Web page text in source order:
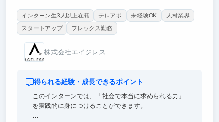
インターン生3人以上在籍 テレアポ 未経験OK
人材業界
スタートアップ
フレックス勤務
株式会社エイジレス
得られる経験・成長できるポイント
このインターンでは、「社会で本当に求められる力」
を実践的に身につけることができます。